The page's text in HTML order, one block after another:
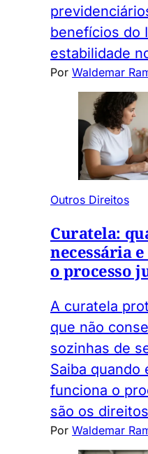
benefícios do
estabilidade
Por Waldemar
Outros Direitos
Curatela:
necessária
o processo
A curatela
que não
sozinhas de
Saiba quando
funciona o
são os
Por Waldemar